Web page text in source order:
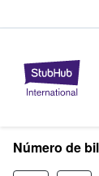
Número de